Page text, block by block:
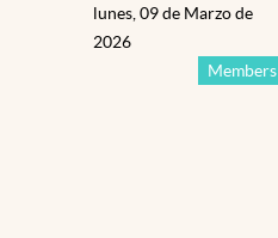
Members
lunes, 09 de Marzo de
2026